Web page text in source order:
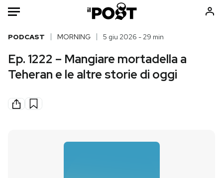
Auto
HOME
Mondo
Politica
Ok Boomer!
PODCAST MORNING 5 giu 2026 - 29 min
Ep. 1222 – Mangiare mortadella a
Teheran e le altre storie di oggi